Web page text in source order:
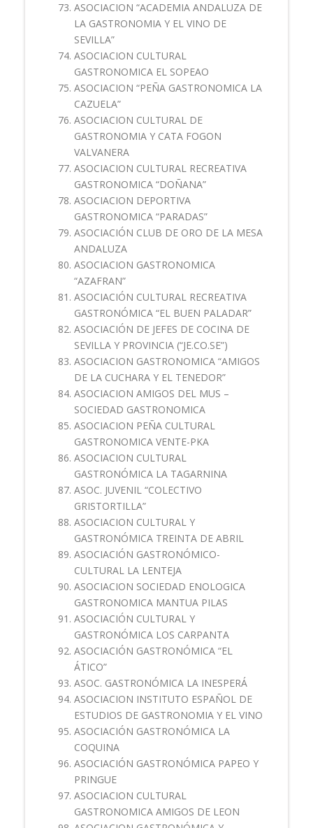
ASOCIACION “ACADEMIA ANDALUZA DE
LA GASTRONOMIA Y EL VINO DE
SEVILLA”
ASOCIACION CULTURAL
GASTRONOMICA EL SOPEAO
ASOCIACION “PEÑA GASTRONOMICA LA
CAZUELA”
ASOCIACION CULTURAL DE
GASTRONOMIA Y CATA FOGON
VALVANERA
ASOCIACION CULTURAL RECREATIVA
GASTRONOMICA “DOÑANA”
ASOCIACION DEPORTIVA
GASTRONOMICA “PARADAS”
ASOCIACIÓN CLUB DE ORO DE LA MESA
ANDALUZA
ASOCIACION GASTRONOMICA
“AZAFRAN”
ASOCIACIÓN CULTURAL RECREATIVA
GASTRONÓMICA “EL BUEN PALADAR”
ASOCIACIÓN DE JEFES DE COCINA DE
SEVILLA Y PROVINCIA (“JE.CO.SE”)
ASOCIACION GASTRONOMICA “AMIGOS
DE LA CUCHARA Y EL TENEDOR”
ASOCIACION AMIGOS DEL MUS –
SOCIEDAD GASTRONOMICA
ASOCIACION PEÑA CULTURAL
GASTRONOMICA VENTE-PKA
ASOCIACION CULTURAL
GASTRONÓMICA LA TAGARNINA
ASOC. JUVENIL “COLECTIVO
GRISTORTILLA”
ASOCIACION CULTURAL Y
GASTRONÓMICA TREINTA DE ABRIL
ASOCIACIÓN GASTRONÓMICO-
CULTURAL LA LENTEJA
ASOCIACION SOCIEDAD ENOLOGICA
GASTRONOMICA MANTUA PILAS
ASOCIACIÓN CULTURAL Y
GASTRONÓMICA LOS CARPANTA
ASOCIACIÓN GASTRONÓMICA “EL
ÁTICO”
ASOC. GASTRONÓMICA LA INESPERÁ
ASOCIACION INSTITUTO ESPAÑOL DE
ESTUDIOS DE GASTRONOMIA Y EL VINO
ASOCIACIÓN GASTRONÓMICA LA
COQUINA
ASOCIACIÓN GASTRONÓMICA PAPEO Y
PRINGUE
ASOCIACION CULTURAL
GASTRONOMICA AMIGOS DE LEON